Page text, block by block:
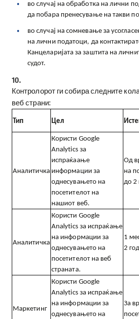
во случај на обработка на лични
да побара пренесување на такви
во случај на сомневање за
на лични податоци, да
Канцеларијата за заштита на
судот.
10.
Контролорот ги собира следните
веб страни:
Тип Цел
Аналитичка
Користи Google
Analytics за
испраќаање
информации за
однесувањето на
посетителот на
нашиот веб.
Од
на
до 2
Аналитичка
Користи Google
Analytics за испраќање
на информации за
однесувањето на
посетителот на веб
страната.
1
2
Маркетинг
Користи Google
Analytics за испраќање
на информации за
однесувањето на
За